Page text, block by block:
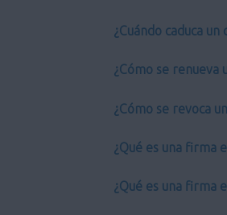
¿Cuándo caduca
¿Cómo se renueva
¿Cómo se revoca
¿Qué es una firma
¿Qué es una firma